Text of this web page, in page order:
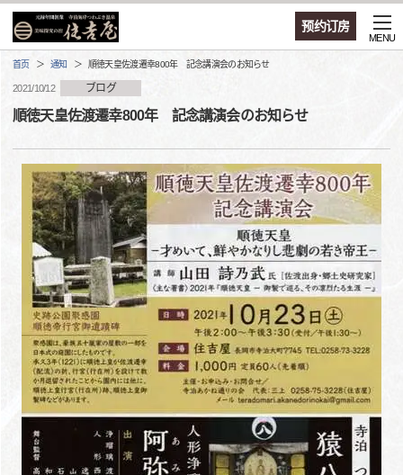
预约订房
MENU
首页 通知 順徳天皇佐渡遷幸800年 記念講演会のお知らせ
2021/10/12 ブログ
順徳天皇佐渡遷幸800年 記念講演会のお知らせ